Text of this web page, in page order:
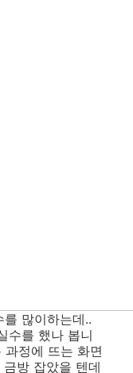
많이하는데..
수를 했나 봅니
정에 뜨는 화면
방 잡았을 텐데